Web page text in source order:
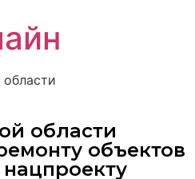
области
объектов